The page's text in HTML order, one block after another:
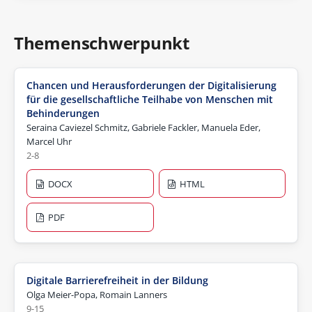
Themenschwerpunkt
Chancen und Herausforderungen der Digitalisierung
für die gesellschaftliche Teilhabe von Menschen mit
Behinderungen
Seraina Caviezel Schmitz, Gabriele Fackler, Manuela Eder,
Marcel Uhr
2-8
DOCX HTML
PDF
Digitale Barrierefreiheit in der Bildung
Olga Meier-Popa, Romain Lanners
9-15